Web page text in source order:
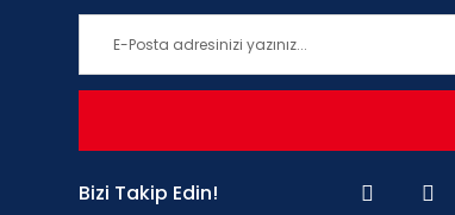
Bizi Takip Edin!